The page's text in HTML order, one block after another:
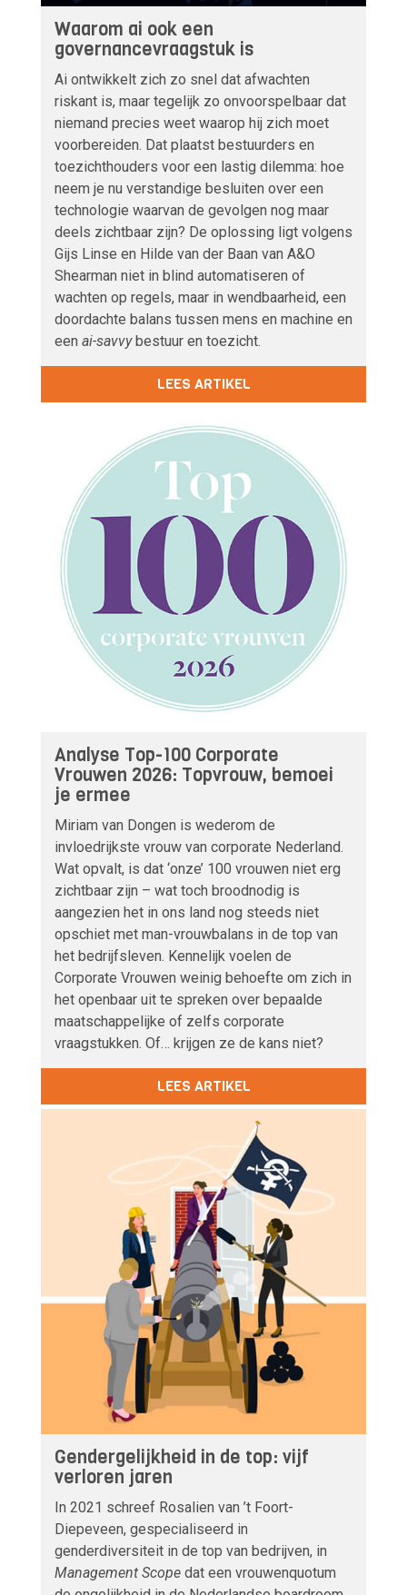
Waarom ai ook een
governancevraagstuk is
Ai ontwikkelt zich zo snel dat afwachten
riskant is, maar tegelijk zo onvoorspelbaar dat
niemand precies weet waarop hij zich moet
voorbereiden. Dat plaatst bestuurders en
toezichthouders voor een lastig dilemma: hoe
neem je nu verstandige besluiten over een
technologie waarvan de gevolgen nog maar
deels zichtbaar zijn? De oplossing ligt volgens
Gijs Linse en Hilde van der Baan van A&O
Shearman niet in blind automatiseren of
wachten op regels, maar in wendbaarheid, een
doordachte balans tussen mens en machine en
een ai-savvy bestuur en toezicht.
LEES ARTIKEL
Analyse Top-100 Corporate
Vrouwen 2026: Topvrouw, bemoei
je ermee
Miriam van Dongen is wederom de
invloedrijkste vrouw van corporate Nederland.
Wat opvalt, is dat ‘onze’ 100 vrouwen niet erg
zichtbaar zijn – wat toch broodnodig is
aangezien het in ons land nog steeds niet
opschiet met man-vrouwbalans in de top van
het bedrijfsleven. Kennelijk voelen de
Corporate Vrouwen weinig behoefte om zich in
het openbaar uit te spreken over bepaalde
maatschappelijke of zelfs corporate
vraagstukken. Of… krijgen ze de kans niet?
LEES ARTIKEL
Gendergelijkheid in de top: vijf
verloren jaren
In 2021 schreef Rosalien van ’t Foort-
Diepeveen, gespecialiseerd in
genderdiversiteit in de top van bedrijven, in
Management Scope dat een vrouwenquotum